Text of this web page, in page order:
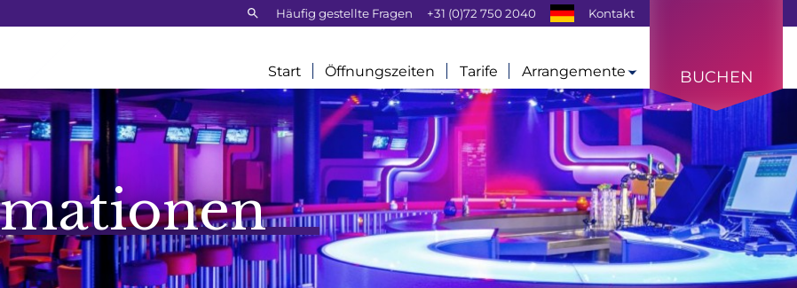
Frontend
search:
Häufig gestellte Fragen +31 (0)72 750 2040 Kontakt
Start Öffnungszeiten Tarife Arrangemente BUCHEN